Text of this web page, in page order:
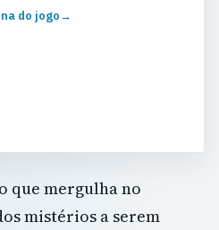
do jogo→
que mergulha no
mistérios a serem